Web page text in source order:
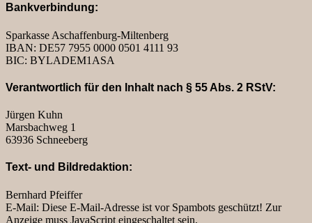
Bankverbindung:
Sparkasse Aschaffenburg-Miltenberg
IBAN: DE57 7955 0000 0501 4111 93
BIC: BYLADEM1ASA
Verantwortlich für den Inhalt nach § 55 Abs. 2 RStV:
Jürgen Kuhn
Marsbachweg 1
63936 Schneeberg
Text- und Bildredaktion:
Bernhard Pfeiffer
E-Mail: Diese E-Mail-Adresse ist vor Spambots geschützt! Zur
Anzeige muss JavaScript eingeschaltet sein.